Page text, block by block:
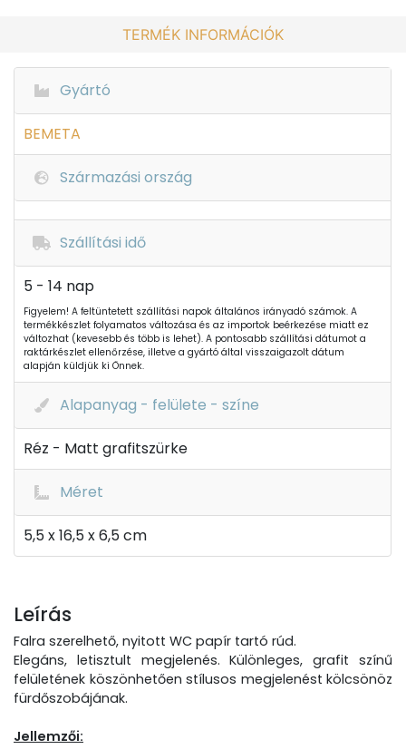
TERMÉK INFORMÁCIÓK
Gyártó
BEMETA
Származási ország
Szállítási idő
5 - 14 nap
Figyelem! A feltüntetett szállítási napok általános irányadó számok. A
termékkészlet folyamatos változása és az importok beérkezése miatt ez
változhat (kevesebb és több is lehet). A pontosabb szállítási dátumot a
raktárkészlet ellenőrzése, illetve a gyártó által visszaigazolt dátum
alapján küldjük ki Önnek.
Alapanyag - felülete - színe
Réz - Matt grafitszürke
Méret
5,5 x 16,5 x 6,5 cm
Leírás
Falra szerelhető, nyitott WC papír tartó rúd.
Elegáns, letisztult megjelenés. Különleges, grafit színű
felületének köszönhetően stílusos megjelenést kölcsönöz
fürdőszobájának.
Jellemzői: